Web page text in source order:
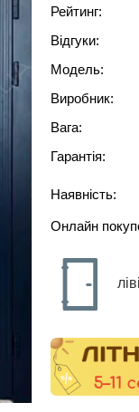
Рейтинг:
Відгуки:
Модель:
Виробник:
Вага:
Гарантія:
Наявність:
Онлайн